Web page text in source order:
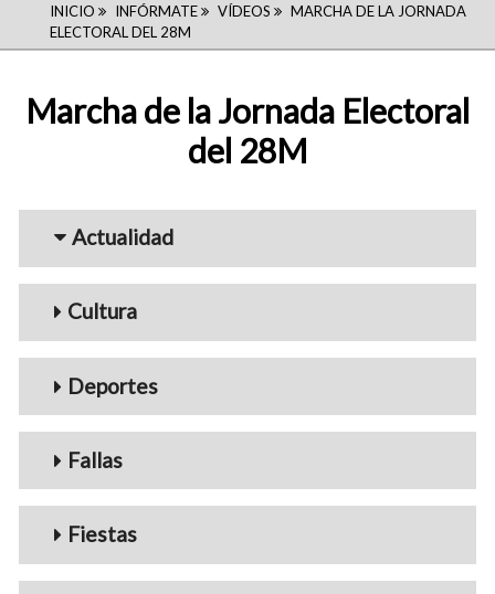
RUTA
DE
NAVEGACIÓN
INICIO INFÓRMATE VÍDEOS
MARCHA DE LA JORNADA
ELECTORAL DEL 28M
Marcha de la Jornada Electoral
del 28M
Menu_Videos
Actualidad
Cultura
Deportes
Fallas
Fiestas